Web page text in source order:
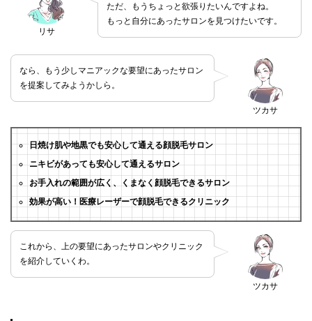
リサ
ただ、もうちょっと欲張りたいんですよね。
もっと自分にあったサロンを見つけたいです。
ツカサ
なら、もう少しマニアックな要望にあったサロン
を提案してみようかしら。
日焼け肌や地黒でも安心して通える顔脱毛サロン
ニキビがあっても安心して通えるサロン
お手入れの範囲が広く、くまなく顔脱毛できるサロン
効果が高い！医療レーザーで顔脱毛できるクリニック
ツカサ
これから、上の要望にあったサロンやクリニック
を紹介していくわ。